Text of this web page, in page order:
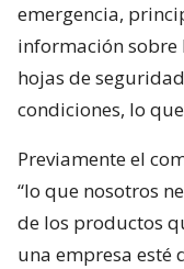
emergencia,
información sobre
hojas de
condiciones, lo
Previamente el
“lo que nosotros
de los productos
una empresa esté